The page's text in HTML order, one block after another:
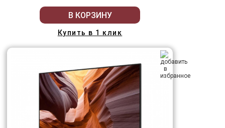
В КОРЗИНУ
Купить в 1 клик